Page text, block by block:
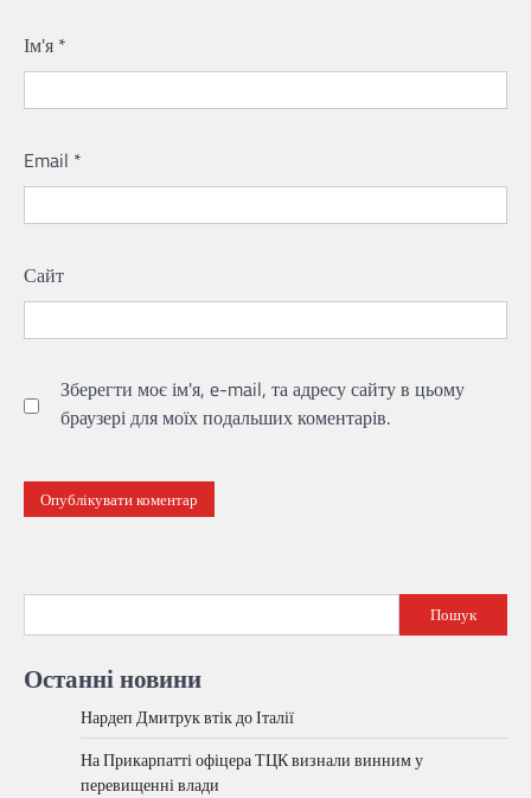
Ім'я *
Email *
Сайт
Зберегти моє ім'я, e-mail, та адресу сайту в цьому
браузері для моїх подальших коментарів.
Пошук
Останні новини
Нардеп Дмитрук втік до Італії
На Прикарпатті офіцера ТЦК визнали винним у
перевищенні влади